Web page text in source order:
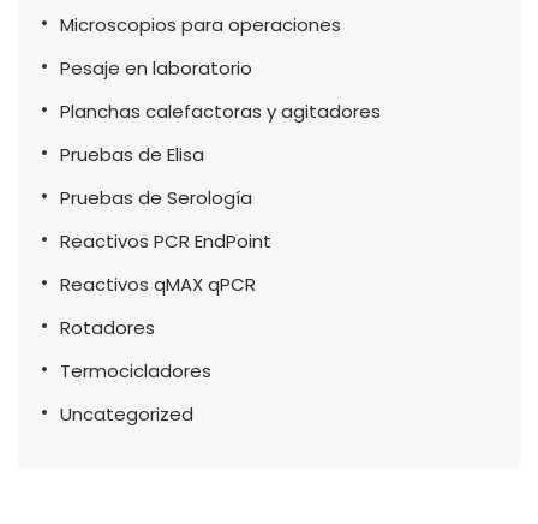
Microscopios para operaciones
Pesaje en laboratorio
Planchas calefactoras y agitadores
Pruebas de Elisa
Pruebas de Serología
Reactivos PCR EndPoint
Reactivos qMAX qPCR
Rotadores
Termocicladores
Uncategorized